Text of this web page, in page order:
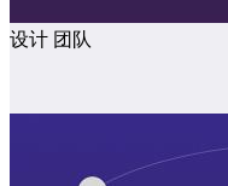
设计 团队